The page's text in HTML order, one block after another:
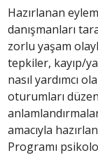
Hazırlanan
danışmanları
zorlu yaşam
tepkiler, kayıp/
nasıl yardımcı
oturumları
amacıyla
Programı